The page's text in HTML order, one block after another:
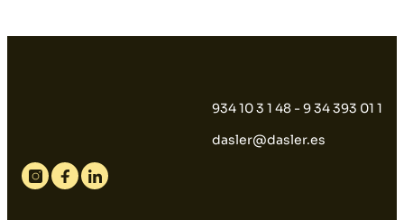
934 10 3 1 48 - 9 34 393 01 1
dasler@dasler.es
Instagram
FacebookLinkedin